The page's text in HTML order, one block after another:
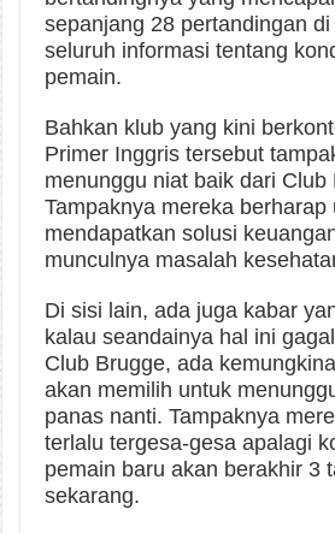
sepanjang 28 pertandingan
seluruh informasi tentang
pemain.
Bahkan klub yang kini
Primer Inggris tersebut
menunggu niat baik dari Club
Tampaknya mereka berharap
mendapatkan solusi
munculnya masalah
Di sisi lain, ada juga kabar
kalau seandainya hal ini
Club Brugge, ada
akan memilih untuk
panas nanti. Tampaknya
terlalu tergesa-gesa apalagi
pemain baru akan berakhir 3
sekarang.